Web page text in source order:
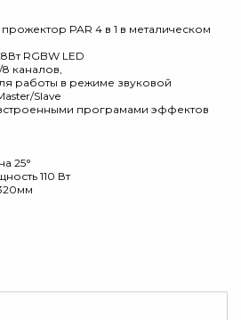
PAR 4 в 1 в металическом
RGBW LED
каналов,
работы в режиме звуковой
Slave
програмами эффектов
25°
110 Вт